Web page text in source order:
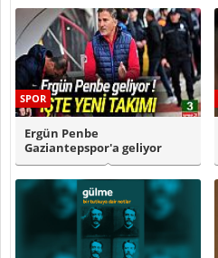
SPOR
Ergün Penbe
Gaziantepspor'a geliyor